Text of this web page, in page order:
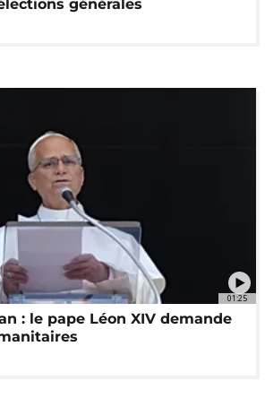
générales
01:25
: le pape Léon XIV demande